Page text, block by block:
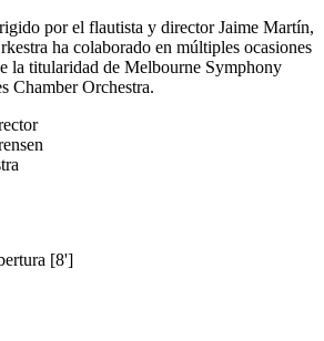
por el flautista y director Jaime Martín,
ha colaborado en múltiples ocasiones
la titularidad de Melbourne Symphony
Chamber Orchestra.
[8']